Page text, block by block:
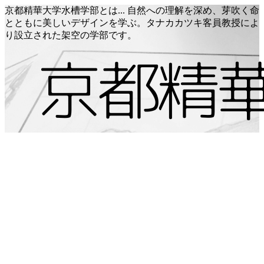
京都精華大学水槽学部とは... 自然への理解を深め、芽吹く命
とともに美しいデザインを学ぶ。タナカカツキ客員教授によ
り設立された架空の学部です。